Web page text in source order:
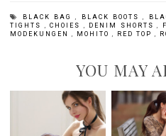
BLACK BAG, BLACK BOOTS,
TIGHTS ,CHOIES , DENIM SHORTS,
MODEKUNGEN, MOHITO, RED TOP,
YOU MAY